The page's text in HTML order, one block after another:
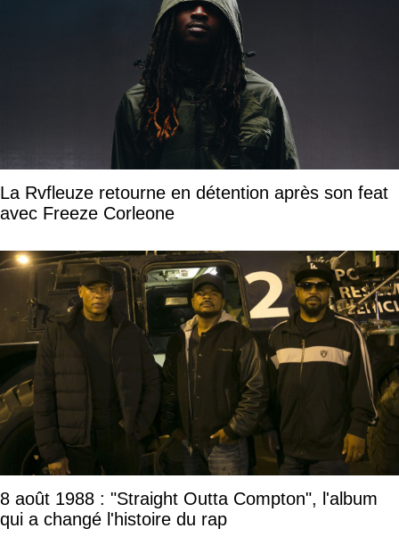
La Rvfleuze retourne en détention après son feat
avec Freeze Corleone
8 août 1988 : "Straight Outta Compton", l'album
qui a changé l'histoire du rap